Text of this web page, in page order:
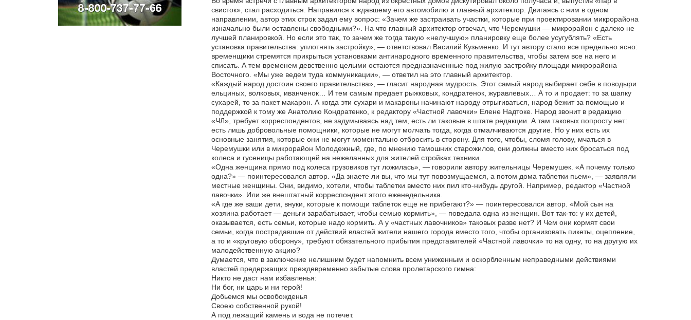
свисток», стал расходиться. Направился к ждавшему его автомобилю и главный архитектор. Двигаясь с ним в одном
направлении, автор этих строк задал ему вопрос: «Зачем же застраивать участки, которые при проектировании микрорайона
изначально были оставлены свободными?». На что главный архитектор отвечал, что Черемушки — микрорайон с далеко не
лучшей планировкой. Но если это так, то зачем же тогда такую «нелучшую» планировку еще более усугублять? «Есть
установка правительства: уплотнять застройку», — ответствовал Василий Кузьменко. И тут автору стало все предельно ясно:
временщики стремятся прикрыться установками антинародного временного правительства, чтобы затем все на него и
списать. А тем временем девственно целыми остаются предназначенные под жилую застройку площади микрорайона
Восточного. «Мы уже ведем туда коммуникации», — ответил на это главный архитектор.
«Каждый народ достоин своего правительства», — гласит народная мудрость. Этот самый народ выбирает себе в поводыри
ельциных, волковых, иванченок… И тем самым предает рыжковых, кондратенок, журавлевых… А то и продает: то за шапку
сухарей, то за пакет макарон. А когда эти сухари и макароны начинают народу отрыгиваться, народ бежит за помощью и
поддержкой к тому же Анатолию Кондратенко, к редактору «Частной лавочки» Елене Надтоке. Народ звонит в редакцию
«ЧЛ», требует корреспондентов, не задумываясь над тем, есть ли таковые в штате редакции. А там таковых попросту нет:
есть лишь добровольные помощники, которые не могут молчать тогда, когда отмалчиваются другие. Но у них есть их
основные занятия, которые они не могут моментально отбросить в сторону. Для того, чтобы, сломя голову, мчаться в
Черемушки или в микрорайон Молодежный, где, по мнению тамошних старожилов, они должны вместо них бросаться под
колеса и гусеницы работающей на нежеланных для жителей стройках техники.
«Одна женщина прямо под колеса грузовиков тут ложилась», — говорили автору жительницы Черемушек. «А почему только
одна?» — поинтересовался автор. «Да знаете ли вы, что мы тут повозмущаемся, а потом дома таблетки пьем», — заявляли
местные женщины. Они, видимо, хотели, чтобы таблетки вместо них пил кто-нибудь другой. Например, редактор «Частной
лавочки». Или же внештатный корреспондент этого еженедельника.
«А где же ваши дети, внуки, которые к помощи таблеток еще не прибегают?» — поинтересовался автор. «Мой сын на
хозяина работает — деньги зарабатывает, чтобы семью кормить», — поведала одна из женщин. Вот так-то: у их детей,
оказывается, есть семьи, которые надо кормить. А у «частных лавочников» таковых разве нет? И Чем они кормят свои
семьи, когда пострадавшие от действий властей жители нашего города вместо того, чтобы организовать пикеты, оцепление,
а то и «круговую оборону», требуют обязательного прибытия представителей «Частной лавочки» то на одну, то на другую их
малодейственную акцию?
Думается, что в заключение нелишним будет напомнить всем униженным и оскорбленным неправедными действиями
властей предержащих преждевременно забытые слова пролетарского гимна:
Никто не даст нам избавленья:
Ни бог, ни царь и ни герой!
Добьемся мы освобожденья
Своею собственной рукой!
А под лежащий камень и вода не потечет.